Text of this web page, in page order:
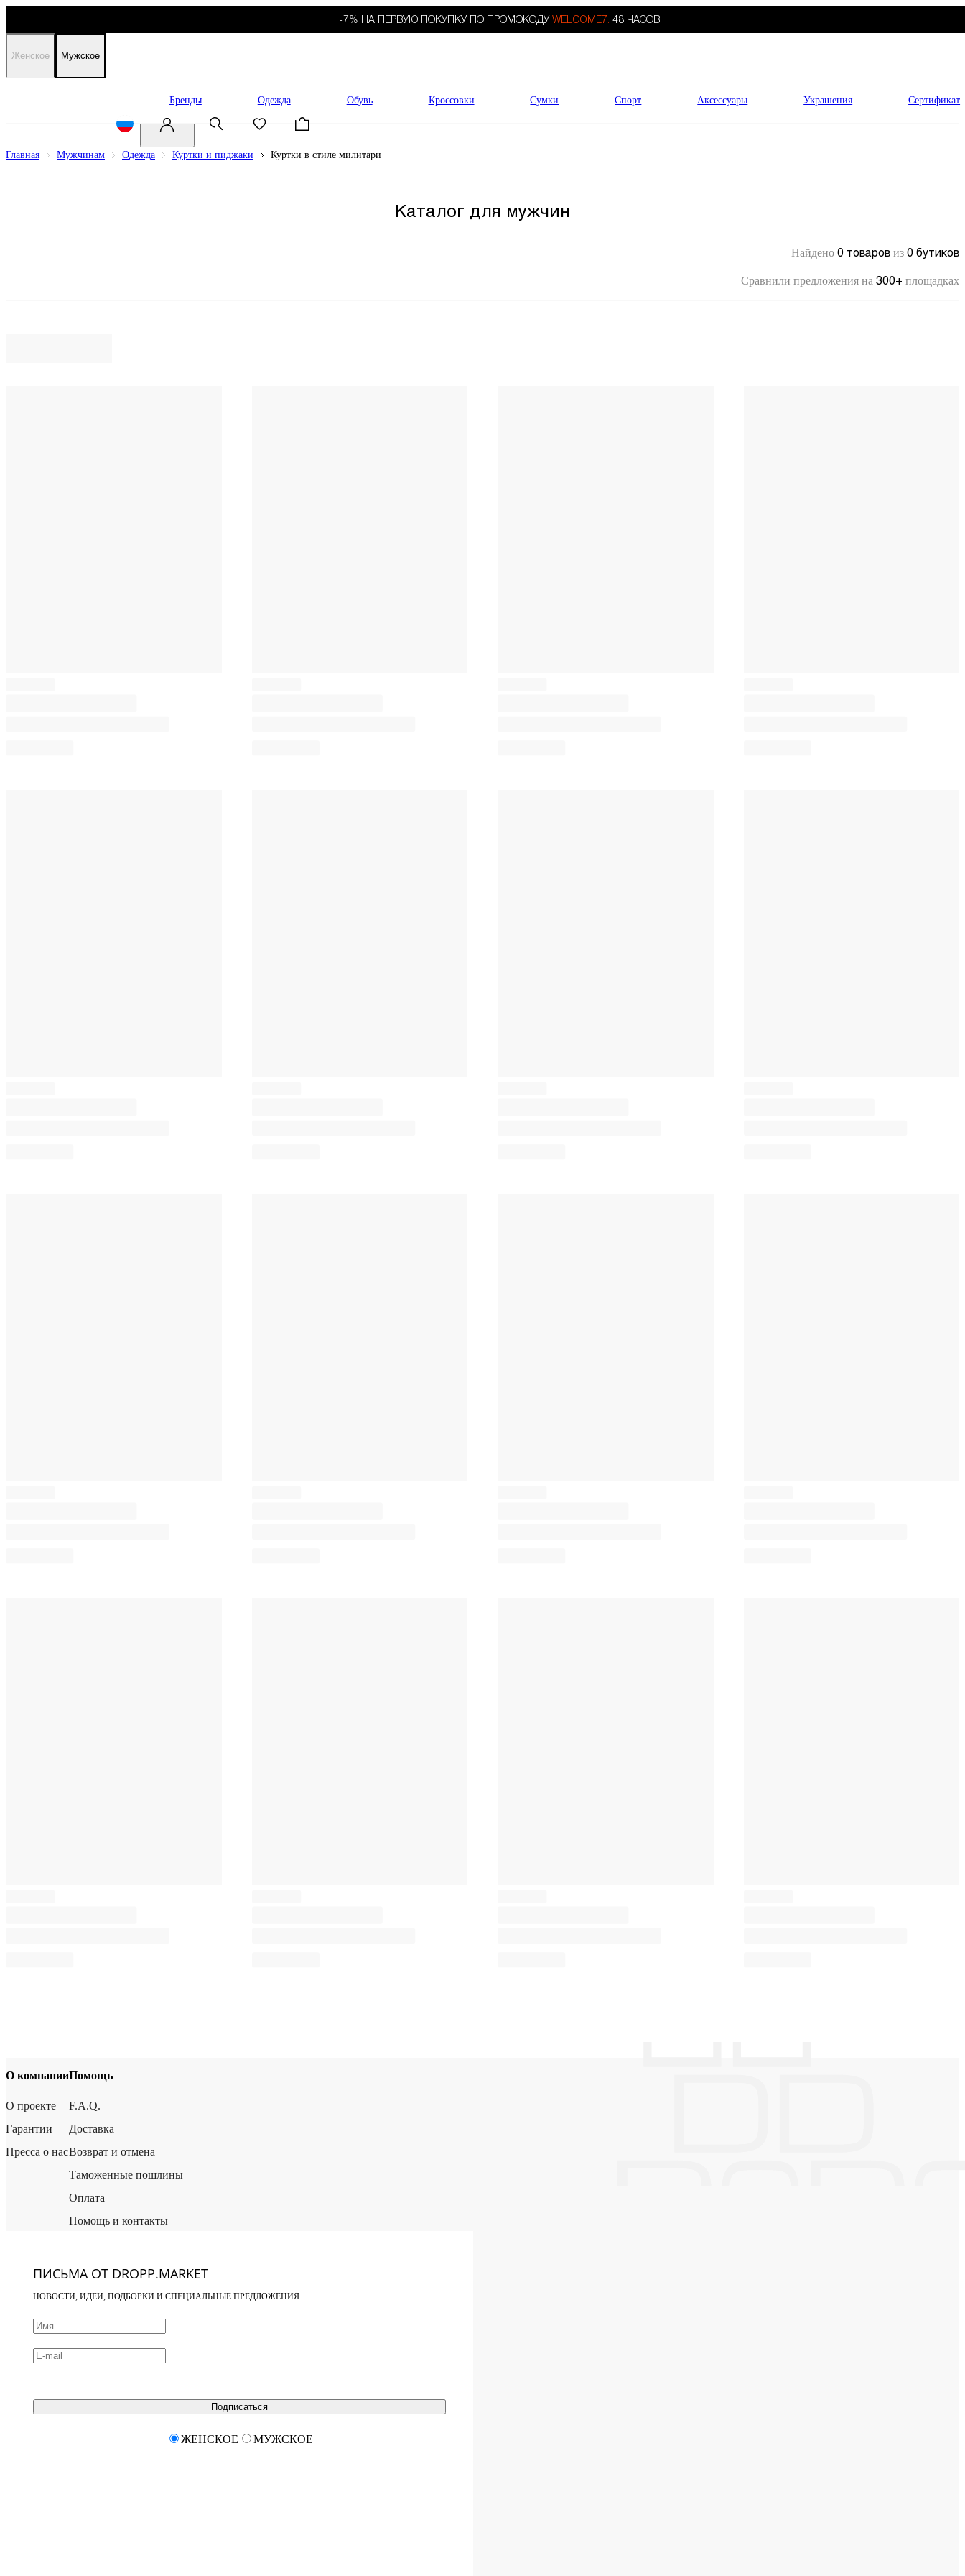
-7% НА ПЕРВУЮ ПОКУПКУ ПО ПРОМОКОДУ WELCOME7. 48 ЧАСОВ
Женское Мужское
Бренды Одежда Обувь Кроссовки Сумки Спорт Аксессуары Украшения Сертификат
Главная Мужчинам Одежда Куртки и пиджаки Куртки в стиле милитари
Каталог для мужчин
Найдено 0 товаров из 0 бутиков
Сравнили предложения на 300+ площадках
О компании
О проекте
Гарантии
Пресса о нас
Помощь
F.A.Q.
Доставка
Возврат и отмена
Таможенные пошлины
Оплата
Помощь и контакты
ПИСЬМА ОТ DROPP.MARKET
НОВОСТИ, ИДЕИ, ПОДБОРКИ И СПЕЦИАЛЬНЫЕ ПРЕДЛОЖЕНИЯ
Подписаться
ЖЕНСКОЕ МУЖСКОЕ